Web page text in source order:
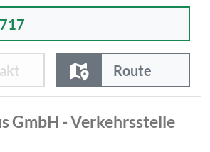
Route
GmbH - Verkehrsstelle